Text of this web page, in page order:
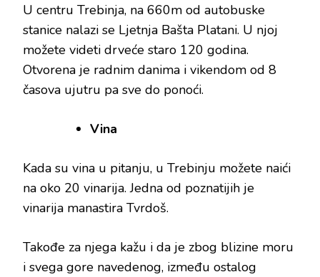
U centru Trebinja, na 660m od autobuske
stanice nalazi se Ljetnja Bašta Platani. U njoj
možete videti drveće staro 120 godina.
Otvorena je radnim danima i vikendom od 8
časova ujutru pa sve do ponoći.
Vina
Kada su vina u pitanju, u Trebinju možete naići
na oko 20 vinarija. Jedna od poznatijih je
vinarija manastira Tvrdoš.
Takođe za njega kažu i da je zbog blizine moru
i svega gore navedenog, između ostalog